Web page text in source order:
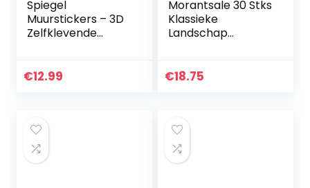
Spiegel
Muurstickers – 3D
Zelfklevende
Muursticker Decal
€12.99
Morantsale 30 Stks
Klassieke
Landschap
Papier
Art…
€18.75